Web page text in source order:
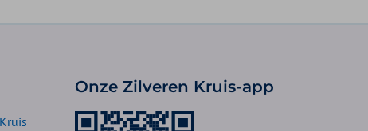
Onze Zilveren Kruis-app